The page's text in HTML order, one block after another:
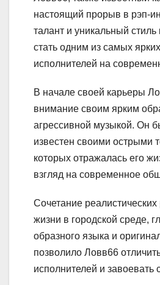
настоящий прорыв в рэп-
талант и уникальный
стать одним из самых
исполнителей на
В начале своей карьеры
внимание своим ярким
агрессивной музыкой. Он
известен своими острыми
которых отражалась его
взгляд на современное
Сочетание реалистических
жизни в городской среде,
образного языка и
позволило Ловв66
исполнителей и завоевать